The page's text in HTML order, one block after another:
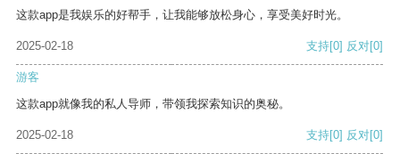
这款app是我娱乐的好帮手，让我能够放松身心，享受美好时光。
2025-02-18 支持[0] 反对[0]
游客
这款app就像我的私人导师，带领我探索知识的奥秘。
2025-02-18 支持[0] 反对[0]